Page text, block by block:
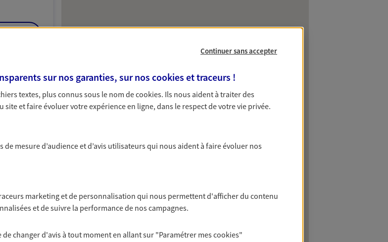
&
Forbach
Continuer sans accepter
sur nos garanties, sur noscookies et traceurs !
textes, plus connus sous le nom decookies. Ils nous aident à traiter des
et faire évoluer votre expérience en ligne, dans le respect de votre vie privée.
de mesure d’audience et d’avis utilisateurs qui nous aident à faire évoluer nos
marketing et de personnalisation qui nous permettent d'afficher du contenu
et de suivre la performance de nos campagnes.
de changer d'avis à tout moment en allant sur "Paramétrer mescookies"